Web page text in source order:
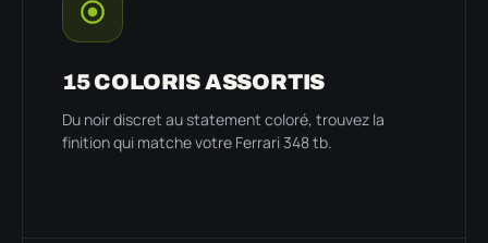
15 COLORIS ASSORTIS
Du noir discret au statement coloré, trouvez la
finition qui matche votre Ferrari 348 tb.